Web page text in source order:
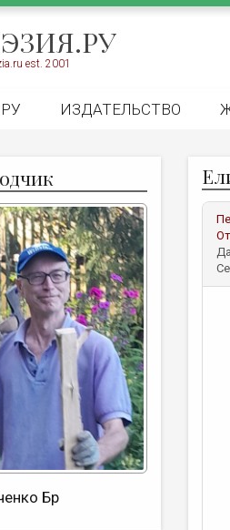
est. 2001
ИЗДАТЕЛЬСТВО
Бр